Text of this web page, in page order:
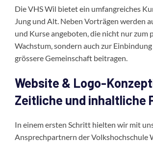
Die VHS Wil bietet ein umfangreiches
Jung und Alt. Neben Vorträgen werden
und Kurse angeboten, die nicht nur zum
Wachstum, sondern auch zur
grössere Gemeinschaft beitragen.
Website & Logo-
Zeitliche und inhaltliche
In einem ersten Schritt hielten wir mit
Ansprechpartnern der Volkshochschule